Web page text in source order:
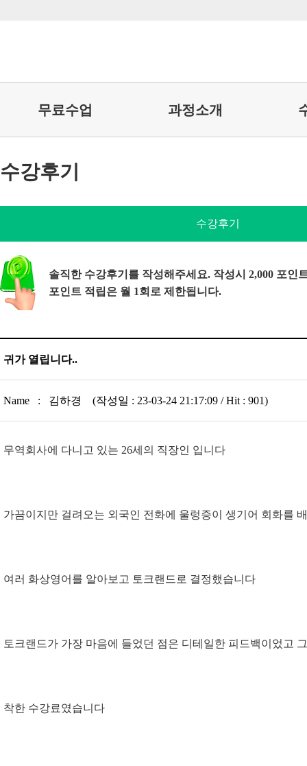
무료수업 과정소개
수강후기
수강후기
솔직한 수강후기를 작성해주세요. 작성시 2,000 포인
포인트 적립은 월 1회로 제한됩니다.
귀가 열립니다..
Name : 김하경 (작성일 : 23-03-24 21:17:09 / Hit : 901)
무역회사에 다니고 있는 26세의 직장인 입니다
가끔이지만 걸려오는 외국인 전화에 울렁증이 생기어 회화를
여러 화상영어를 알아보고 토크랜드로 결정했습니다
토크랜드가 가장 마음에 들었던 점은 디테일한 피드백이었고
착한 수강료였습니다